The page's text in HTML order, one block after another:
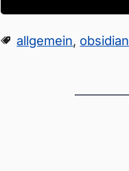
allgemein, obsidian